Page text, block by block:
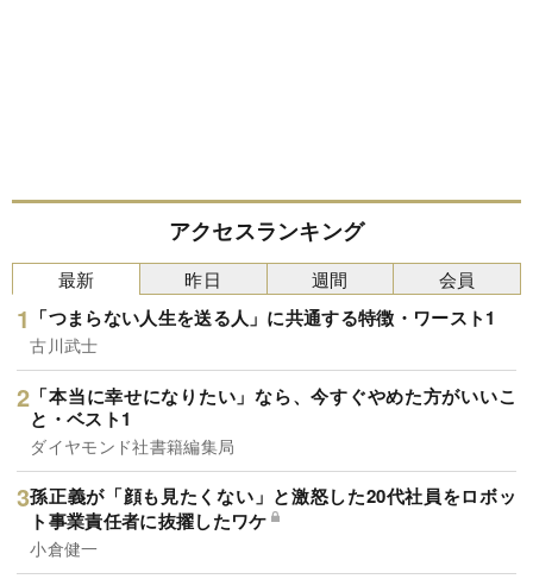
アクセスランキング
最新
「つまらない人生を送る人」に共通する特徴・ワースト1
古川武士
「本当に幸せになりたい」なら、今すぐやめた方がいいこ
と・ベスト1
ダイヤモンド社書籍編集局
孫正義が「顔も見たくない」と激怒した20代社員をロボッ
ト事業責任者に抜擢したワケ
小倉健一
昨日 週間 会員